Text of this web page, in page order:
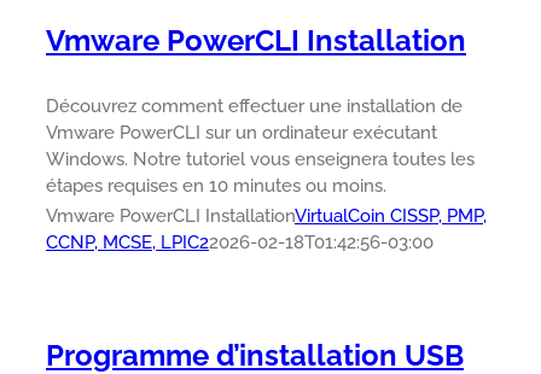
Vmware PowerCLI Installation
Découvrez comment effectuer une installation de
Vmware PowerCLI sur un ordinateur exécutant
Windows. Notre tutoriel vous enseignera toutes les
étapes requises en 10 minutes ou moins.
Vmware PowerCLI InstallationVirtualCoin CISSP, PMP,
CCNP, MCSE, LPIC22026-02-18T01:42:56-03:00
Programme d’installation USB